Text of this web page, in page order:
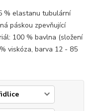
% elastanu tubulární
páskou zpevňující
100 % bavlna (složení
viskóza, barva 12 - 85